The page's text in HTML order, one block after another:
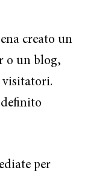
creato un
o un blog,
visitatori.
per